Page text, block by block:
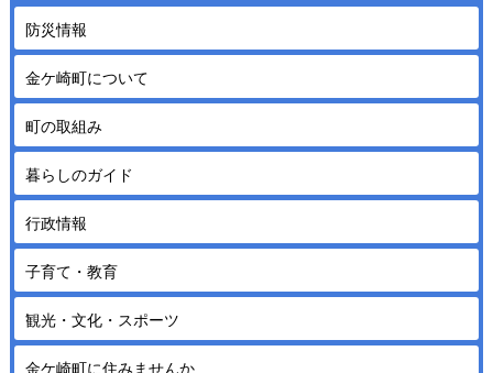
防災情報
金ケ崎町について
町の取組み
暮らしのガイド
行政情報
子育て・教育
観光・文化・スポーツ
金ケ崎町に住みませんか